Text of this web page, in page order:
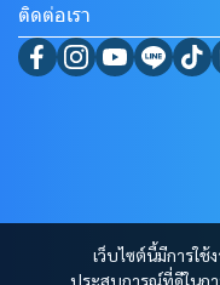
เว็บไซต์นี้มีการใ
ประสบการณ์ที่ดีในกา
ติดต่อเรา